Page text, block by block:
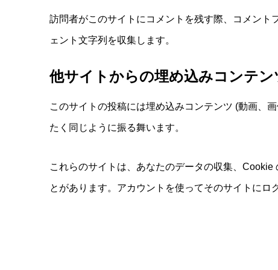
訪問者がこのサイトにコメントを残す際、コメント
ェント文字列を収集します。
他サイトからの埋め込みコンテン
このサイトの投稿には埋め込みコンテンツ (動画、
たく同じように振る舞います。
これらのサイトは、あなたのデータの収集、
とがあります。アカウントを使ってそのサイトにロ